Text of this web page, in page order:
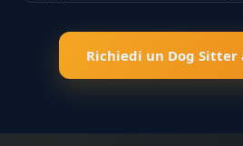
Richiedi un Dog Sitter